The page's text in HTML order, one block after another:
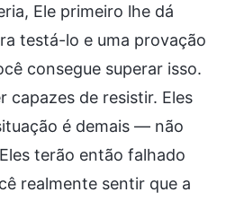
Ele primeiro lhe dá
testá-lo e uma provação
consegue superar isso.
capazes de resistir. Eles
é demais — não
terão então falhado
realmente sentir que a